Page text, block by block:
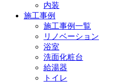
内装
施工事例
施工事例一覧
リノベーション
浴室
洗面化粧台
給湯器
トイレ